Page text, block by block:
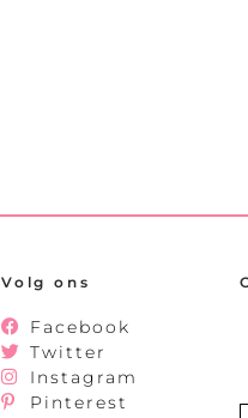
Volg ons
Facebook
Twitter
Instagram
Pinterest